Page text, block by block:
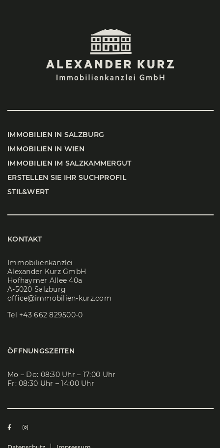
IMMO­BI­LI­EN IN SALZ­BURG
IMMO­BI­LI­EN IN WIEN
IMMO­BI­LI­EN IM SALZ­KAM­MER­GUT
ERSTEL­LEN SIE IHR SUCH­PRO­FIL
STIL&WERT
KONTAKT
Immobilienkanzlei
Alexander Kurz GmbH
Hofhaymer Allee 40a
A-5020 Salzburg
office@immobilien-kurz.com
Tel +43 662 829500-0
ÖFFNUNGSZEITEN
Mo – Do: 08:30 Uhr – 17:00 Uhr
Fr: 08:30 Uhr – 14:00 Uhr